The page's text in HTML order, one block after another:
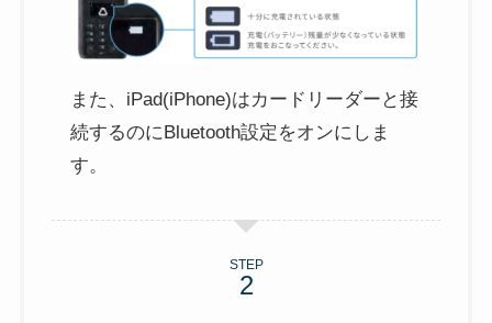
また、iPad(iPhone)はカードリーダーと接
続するのにBluetooth設定をオンにしま
す。
STEP